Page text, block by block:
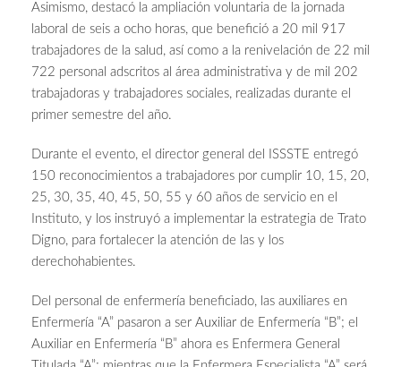
Asimismo, destacó la ampliación voluntaria de la jornada
laboral de seis a ocho horas, que benefició a 20 mil 917
trabajadores de la salud, así como a la renivelación de 22 mil
722 personal adscritos al área administrativa y de mil 202
trabajadoras y trabajadores sociales, realizadas durante el
primer semestre del año.
Durante el evento, el director general del ISSSTE entregó
150 reconocimientos a trabajadores por cumplir 10, 15, 20,
25, 30, 35, 40, 45, 50, 55 y 60 años de servicio en el
Instituto, y los instruyó a implementar la estrategia de Trato
Digno, para fortalecer la atención de las y los
derechohabientes.
Del personal de enfermería beneficiado, las auxiliares en
Enfermería “A” pasaron a ser Auxiliar de Enfermería “B”; el
Auxiliar en Enfermería “B” ahora es Enfermera General